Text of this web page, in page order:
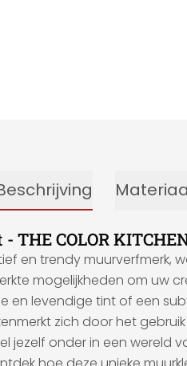
THE COLOR
en trendy muurverfmerk,
mogelijkheden om uw
en levendige tint of een
zich door het
jezelf onder in een